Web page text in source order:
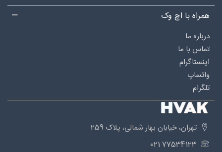
همراه با اچ وک
درباره‌ ما
تماس با ما
اینستاگرام
واتساپ
تلگرام
تهران، خیابان بهار شمالی، پلاک 259
77534123 021